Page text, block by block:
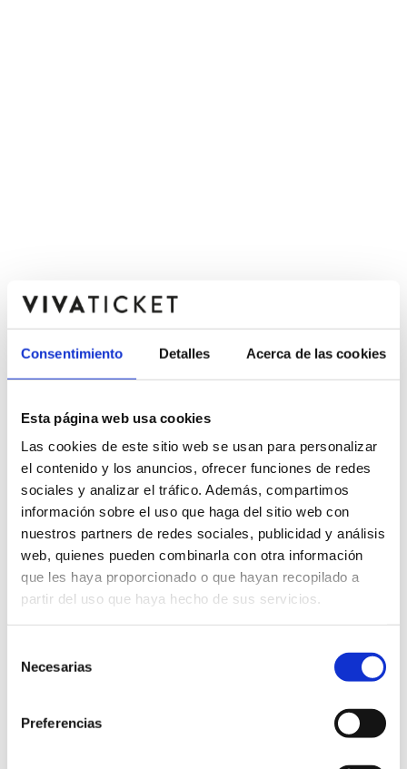
Consentimiento Detalles Acerca de las cookies
Esta página web usa cookies
Las cookies de este sitio web se usan para personalizar
el contenido y los anuncios, ofrecer funciones de redes
sociales y analizar el tráfico. Además, compartimos
información sobre el uso que haga del sitio web con
nuestros partners de redes sociales, publicidad y análisis
web, quienes pueden combinarla con otra información
que les haya proporcionado o que hayan recopilado a
partir del uso que haya hecho de sus servicios.
Necesarias
Preferencias